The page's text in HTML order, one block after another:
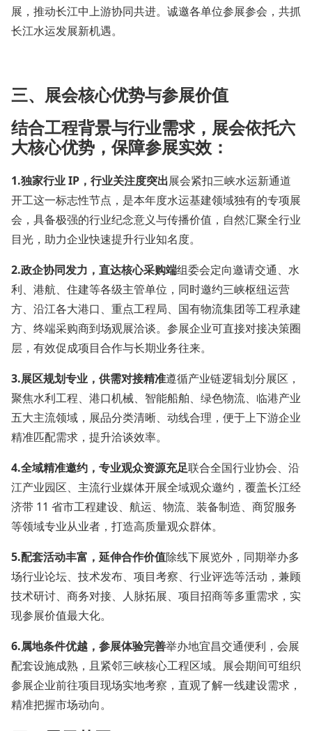
展，推动长江中上游协同共进。诚邀各单位参展参会，共抓
长江水运发展新机遇。
三、 展会核心优势与参展价值
结合工程背景与行业需求，展会依托六
大核心优势，保障参展实效：
1.独家行业 IP，行业关注度突出展会紧扣三峡水运新通道
开工这一标志性节点，是本年度水运基建领域独有的专项展
会，具备极强的行业纪念意义与传播价值，自然汇聚全行业
目光，助力企业快速提升行业知名度。
2.政企协同发力，直达核心采购端组委会定向邀请交通、水
利、港航、住建等各级主管单位，同时邀约三峡枢纽运营
方、沿江各大港口、重点工程局、国有物流集团等工程承建
方、终端采购商到场观展洽谈。参展企业可直接对接决策圈
层，有效促成项目合作与长期业务往来。
3.展区规划专业，供需对接精准遵循产业链逻辑划分展区，
聚焦水利工程、港口机械、智能船舶、绿色物流、临港产业
五大主流领域，展品分类清晰、动线合理，便于上下游企业
精准匹配需求，提升洽谈效率。
4.全域精准邀约，专业观众资源充足联合全国行业协会、沿
江产业园区、主流行业媒体开展全域观众邀约，覆盖长江经
济带 11 省市工程建设、航运、物流、装备制造、商贸服务
等领域专业从业者，打造高质量观众群体。
5.配套活动丰富，延伸合作价值除线下展览外，同期举办多
场行业论坛、技术发布、项目考察、行业评选等活动，兼顾
技术研讨、商务对接、人脉拓展、项目招商等多重需求，实
现参展价值最大化。
6.属地条件优越，参展体验完善举办地宜昌交通便利，会展
配套设施成熟，且紧邻三峡核心工程区域。展会期间可组织
参展企业前往项目现场实地考察，直观了解一线建设需求，
精准把握市场动向。